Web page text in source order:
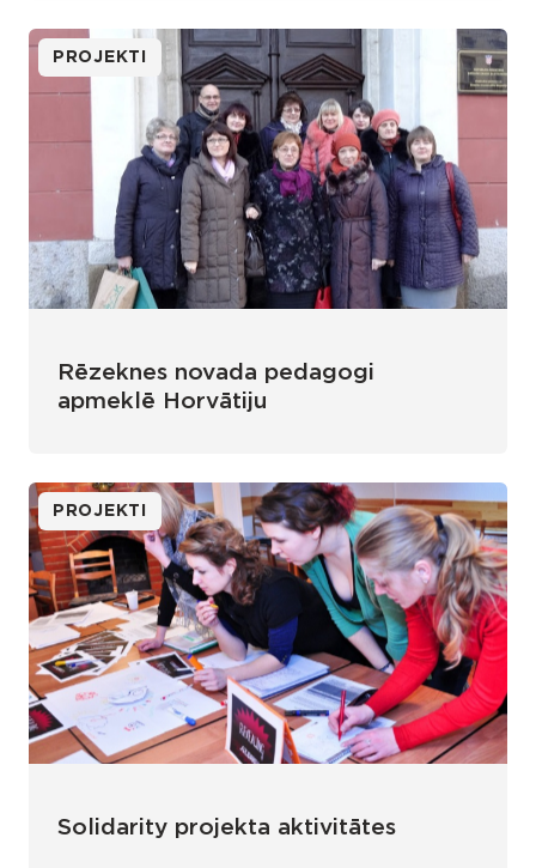
PROJEKTI
Rēzeknes novada pedagogi
apmeklē Horvātiju
PROJEKTI
Solidarity projekta aktivitātes